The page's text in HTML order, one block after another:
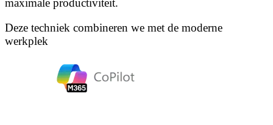
maximale productiviteit.
Deze techniek combineren we met de moderne
werkplek